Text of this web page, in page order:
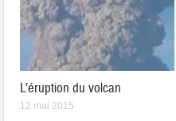
L’éruption du volcan
12 mai 2015